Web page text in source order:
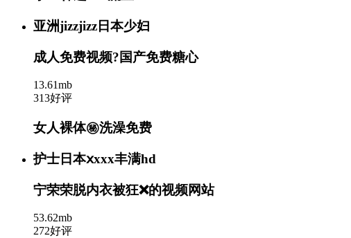
亚洲jizzjizz日本少妇
成人免费视频?国产免费糖心
13.61mb
313好评
女人裸体㊙️洗澡免费
护士日本ⅹxxx丰满hd
宁荣荣脱内衣被狂❌的视频网站
53.62mb
272好评